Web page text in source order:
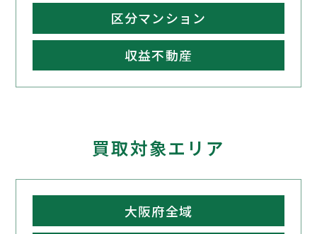
区分マンション
収益不動産
買取対象エリア
大阪府全域